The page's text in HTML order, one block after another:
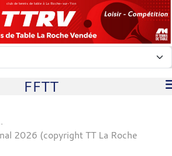
club de tennis de table à La Roche-sur-Yon
FFTT
2026 (copyright TT La Roche
cookies